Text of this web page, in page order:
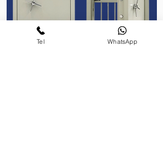
Tel WhatsApp